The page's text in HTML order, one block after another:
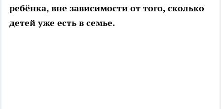
ребёнка, вне зависимости от того, сколько
детей уже есть в семье.